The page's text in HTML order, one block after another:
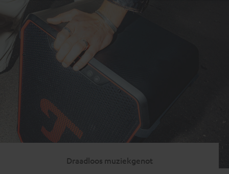
Draadloos muziekgenot